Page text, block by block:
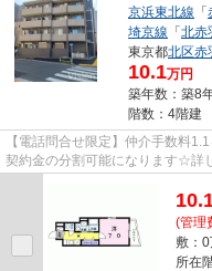
京浜東北線 「
埼京線 「北赤
東京都北区赤
10.1万円
築年数：築8
階数：4階建
【電話問合せ限定】仲介手数料
契約金の分割可能になります☆詳
4177】VISION赤羽店までご連絡
(管理
敷：0
所在